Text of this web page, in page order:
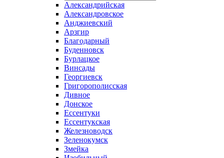
Александрийская
Александровское
Анджиевский
Арзгир
Благодарный
Буденновск
Бурлацкое
Винсады
Георгиевск
Григорополисская
Дивное
Донское
Ессентуки
Ессентукская
Железноводск
Зеленокумск
Змейка